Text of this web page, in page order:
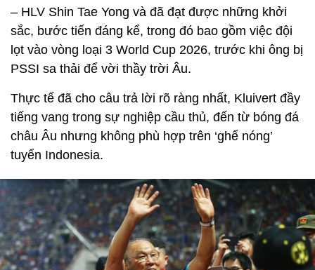
– HLV Shin Tae Yong và đã đạt được những khởi
sắc, bước tiến đáng kể, trong đó bao gồm việc đội
lọt vào vòng loại 3 World Cup 2026, trước khi ông bị
PSSI sa thải để vời thầy trời Âu.
Thực tế đã cho câu trả lời rõ ràng nhất, Kluivert đầy
tiếng vang trong sự nghiệp cầu thủ, đến từ bóng đá
châu Âu nhưng không phù hợp trên ‘ghế nóng’
tuyển Indonesia.